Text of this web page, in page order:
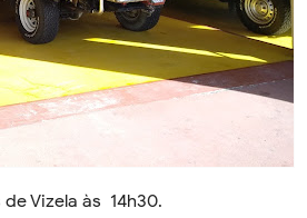
Vizela às 14h30.